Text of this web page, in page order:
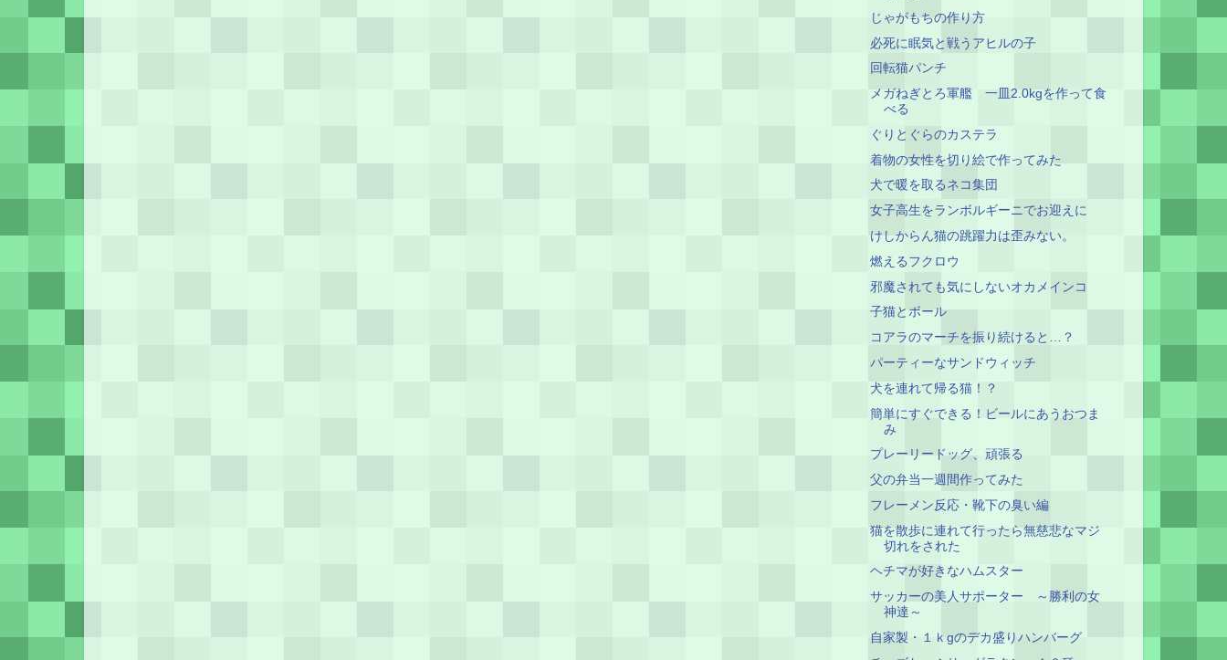
じゃがもちの作り方
必死に眠気と戦うアヒルの子
回転猫パンチ
メガねぎとろ軍艦 一皿2.0kgを作って食
べる
ぐりとぐらのカステラ
着物の女性を切り絵で作ってみた
犬で暖を取るネコ集団
女子高生をランボルギーニでお迎えに
けしからん猫の跳躍力は歪みない。
燃えるフクロウ
邪魔されても気にしないオカメインコ
子猫とボール
コアラのマーチを振り続けると…？
パーティーなサンドウィッチ
犬を連れて帰る猫！？
簡単にすぐできる！ビールにあうおつま
み
プレーリードッグ、頑張る
父の弁当一週間作ってみた
フレーメン反応・靴下の臭い編
猫を散歩に連れて行ったら無慈悲なマジ
切れをされた
ヘチマが好きなハムスター
サッカーの美人サポーター ～勝利の女
神達～
自家製・１ｋgのデカ盛りハンバーグ